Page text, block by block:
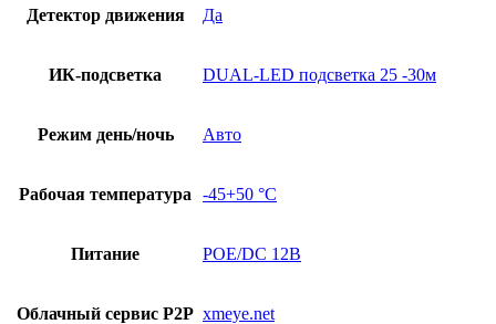
Детектор движения Да
ИК-подсветка DUAL-LED подсветка 25 -30м
Режим день/ночь Авто
Рабочая температура -45+50 °С
Питание POE/DC 12В
Облачный сервис P2P xmeye.net